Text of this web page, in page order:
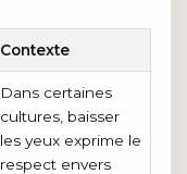
Contexte
Dans certaines
cultures, baisser
les yeux exprime le
respect envers